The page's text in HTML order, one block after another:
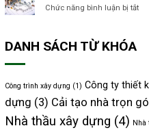
lụa
Chức năng bình luận bị tắt
kế
DANH SÁCH TỪ KHÓA
Công trình xây dựng (1) Công ty thiết
dựng (3) Cải tạo nhà trọn
Nhà thầu xây dựng (4) Nhà